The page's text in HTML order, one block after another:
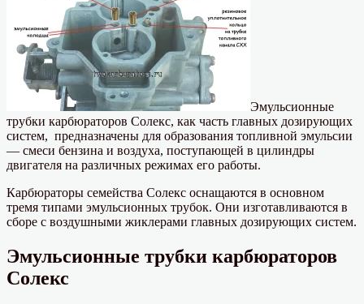
Эмульсионные
трубки карбюраторов Солекс, как часть главных дозирующих
систем, предназначены для образования топливной эмульсии
— смеси бензина и воздуха, поступающей в цилиндры
двигателя на различных режимах его работы.
Карбюраторы семейства Солекс оснащаются в основном
тремя типами эмульсионных трубок. Они изготавливаются в
сборе с воздушными жиклерами главных дозирующих систем.
Эмульсионные трубки карбюраторов
Солекс